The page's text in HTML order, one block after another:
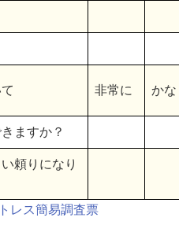
非常に か
ますか？
頼りになり
レス簡易調査票